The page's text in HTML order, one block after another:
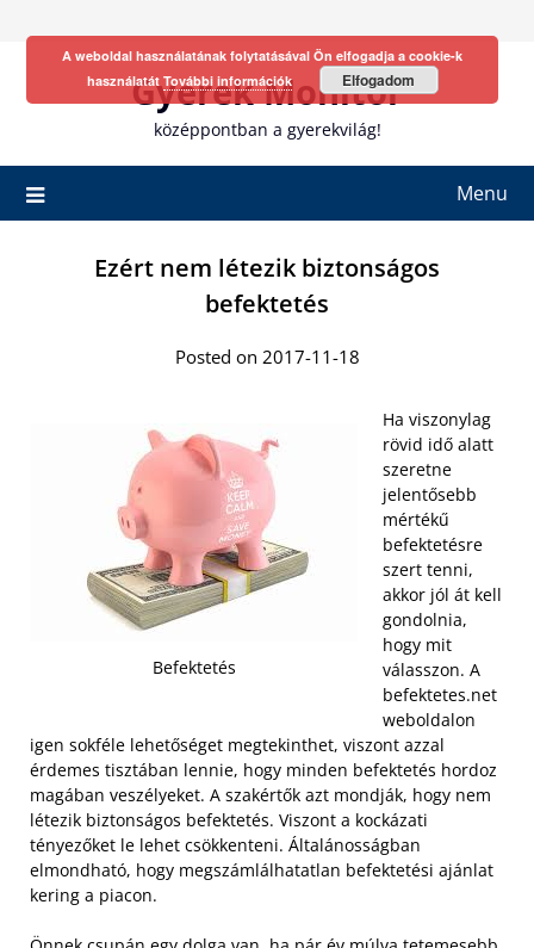
Gyerek Monitor
középpontban a gyerekvilág!
Menu
Ezért nem létezik biztonságos
befektetés
Posted on 2017-11-18
Befektetés
Ha viszonylag
rövid idő alatt
szeretne
jelentősebb
mértékű
befektetésre
szert tenni,
akkor jól át kell
gondolnia,
hogy mit
válasszon. A
befektetes.net
weboldalon
igen sokféle lehetőséget megtekinthet, viszont azzal
érdemes tisztában lennie, hogy minden befektetés hordoz
magában veszélyeket. A szakértők azt mondják, hogy nem
létezik biztonságos befektetés. Viszont a kockázati
tényezőket le lehet csökkenteni. Általánosságban
elmondható, hogy megszámlálhatatlan befektetési ajánlat
kering a piacon.
A weboldal használatának folytatásával Ön elfogadja a cookie-k
használatát További információk Elfogadom